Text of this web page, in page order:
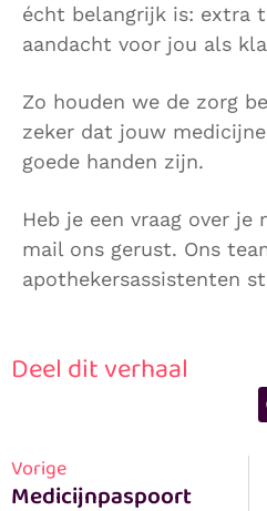
écht belangrijk is: extra
aandacht voor jou als
Zo houden we de zorg
zeker dat jouw
goede handen zijn.
Heb je een vraag over je
mail ons gerust. Ons
apothekersassistenten
Deel dit verhaal
Vorige
Medicijnpaspoort